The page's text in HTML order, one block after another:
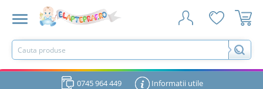
0745 964 449 Informatii utile